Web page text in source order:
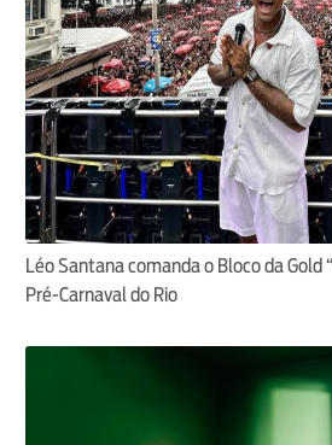
Léo Santana comanda o Bloco da Gold
Pré-Carnaval do Rio